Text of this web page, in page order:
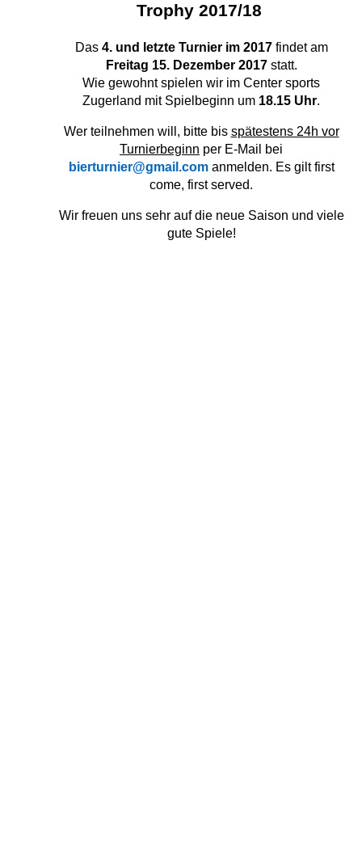
Trophy 2017/18
Das 4. und letzte Turnier im 2017 findet am
Freitag 15. Dezember 2017statt.
Wie gewohnt spielen wir im Center sports
Zugerland mit Spielbeginn um 18.15 Uhr.
Wer teilnehmen will, bitte bis spätestens 24h vor
Turnierbeginn per E-Mail bei
bierturnier@gmail.comanmelden. Es gilt first
come, first served.
Wir freuen uns sehr auf die neue Saison und viele
gute Spiele!